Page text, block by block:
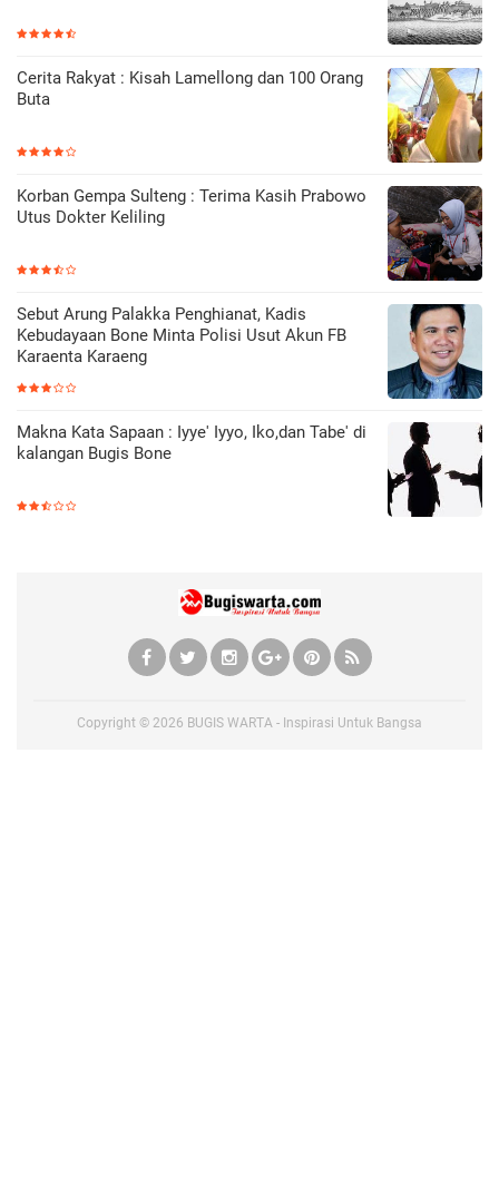
Cerita Rakyat : Kisah Lamellong dan 100 Orang
Buta
Korban Gempa Sulteng : Terima Kasih Prabowo
Utus Dokter Keliling
Sebut Arung Palakka Penghianat, Kadis
Kebudayaan Bone Minta Polisi Usut Akun FB
Karaenta Karaeng
Makna Kata Sapaan : Iyye' Iyyo, Iko,dan Tabe' di
kalangan Bugis Bone
Copyright © 2026 BUGIS WARTA - Inspirasi Untuk Bangsa